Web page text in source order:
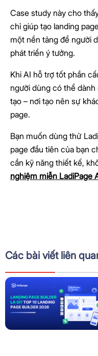
Case study này cho
chỉ giúp tạo landing
một nền tảng để người
phát triển ý tưởng.
Khi AI hỗ trợ tốt phần
người dùng có thể
tạo – nơi tạo nên sự
page.
Bạn muốn dùng thử
page đầu tiên của bạn
cần kỹ năng thiết kế,
nghiệm miễn LadiPage
Các bài viết liên